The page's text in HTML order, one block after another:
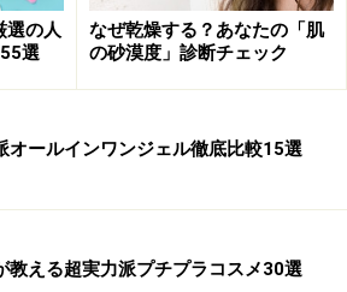
選の人
選
なぜ乾燥する？あなたの「肌
の砂漠度」診断チェック
オールインワンジェル徹底比較15選
教える超実力派プチプラコスメ30選